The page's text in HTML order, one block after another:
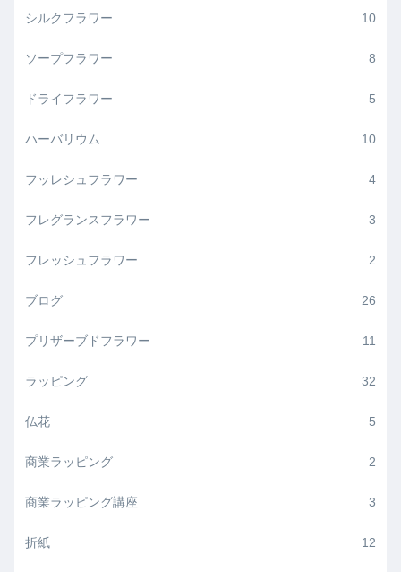
シルクフラワー 10
ソープフラワー 8
ドライフラワー 5
ハーバリウム 10
フッレシュフラワー 4
フレグランスフラワー 3
フレッシュフラワー 2
ブログ 26
プリザーブドフラワー 11
ラッピング 32
仏花 5
商業ラッピング 2
商業ラッピング講座 3
折紙 12